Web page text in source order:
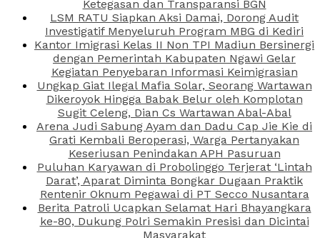
Ketegasan dan Transparansi BGN
LSM RATU Siapkan Aksi Damai, Dorong Audit
Investigatif Menyeluruh Program MBG di Kediri
Kantor Imigrasi Kelas II Non TPI Madiun Bersinergi
dengan Pemerintah Kabupaten Ngawi Gelar
Kegiatan Penyebaran Informasi Keimigrasian
Ungkap Giat Ilegal Mafia Solar, Seorang Wartawan
Dikeroyok Hingga Babak Belur oleh Komplotan
Sugit Celeng, Dian Cs Wartawan Abal-Abal
Arena Judi Sabung Ayam dan Dadu Cap Jie Kie di
Grati Kembali Beroperasi, Warga Pertanyakan
Keseriusan Penindakan APH Pasuruan
Puluhan Karyawan di Probolinggo Terjerat ‘Lintah
Darat’, Aparat Diminta Bongkar Dugaan Praktik
Rentenir Oknum Pegawai di PT Secco Nusantara
Berita Patroli Ucapkan Selamat Hari Bhayangkara
ke-80, Dukung Polri Semakin Presisi dan Dicintai
Masyarakat